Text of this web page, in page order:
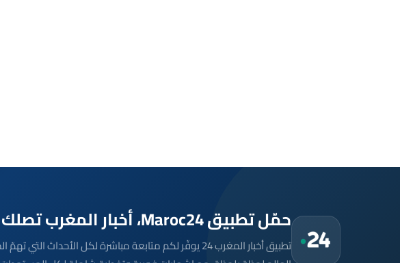
حمّل تطبيق Maroc24، أخبار المغرب تصلك أولاً
تطبيق أخبار المغرب 24 يوفّر لكم متابعة مباشرة لكل الأحداث